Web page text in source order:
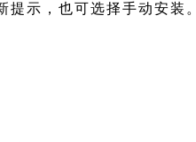
提示，也可选择手动安装。